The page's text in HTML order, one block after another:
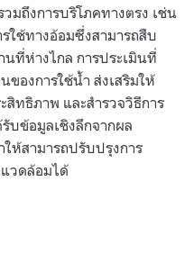
มถึงการบริโภคทางตรง เช่น
ใช้ทางอ้อมซึ่งสามารถสืบ
ที่ห่างไกล การประเมินที่
องการใช้น้ำ ส่งเสริมให้
สิทธิภาพ และสำรวจวิธีการ
บข้อมูลเชิงลึกจากผล
ให้สามารถปรับปรุงการ
วดล้อมได้